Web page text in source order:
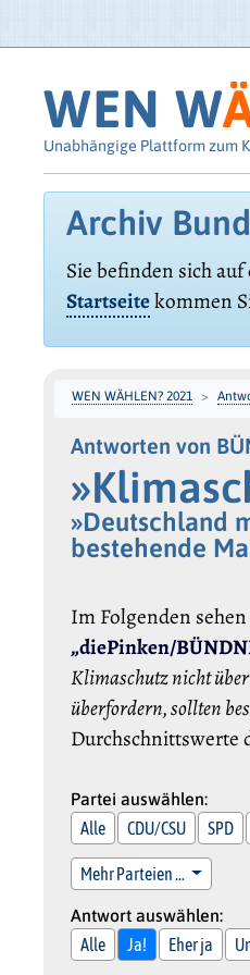
WEN W
Unabhängige Plattform zum
Archiv
Sie befinden sich
Startseitekommen
WEN WÄHLEN? 2021
Antworten von
»Deutschland
bestehende
Im Folgenden
„diePinken/
Klimaschutz nicht
überfordern, sollten
Durchschnittswerte
Partei auswählen:
Alle
CDU/CSU SPD
Mehr Parteien …
Antwort auswählen:
Alle
Ja! Eher ja